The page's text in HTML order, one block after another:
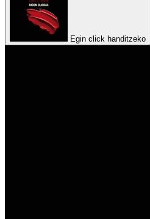
Egin click handitzeko